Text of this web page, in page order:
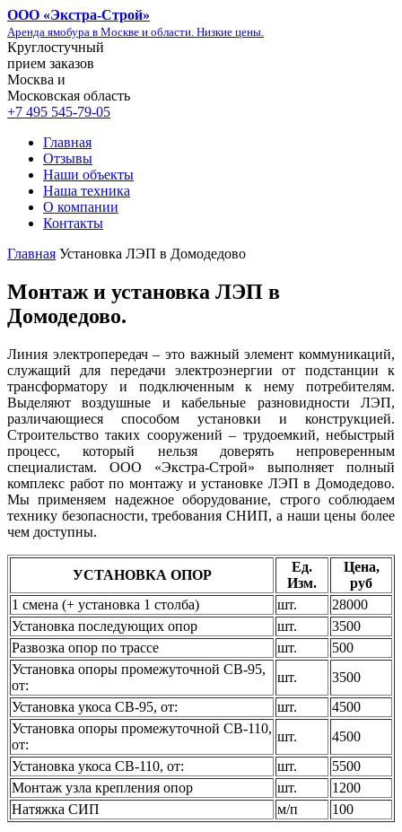
ООО «Экстра-Строй»
Аренда ямобура в Москве и области. Низкие цены.
Круглостучный
прием заказов
Москва и
Московская область
+7 495 545-79-05
Главная
Отзывы
Наши объекты
Наша техника
О компании
Контакты
Главная Установка ЛЭП в Домодедово
Монтаж и установка ЛЭП в
Домодедово.
Линия электропередач – это важный элемент коммуникаций,
служащий для передачи электроэнергии от подстанции к
трансформатору и подключенным к нему потребителям.
Выделяют воздушные и кабельные разновидности ЛЭП,
различающиеся способом установки и конструкцией.
Строительство таких сооружений – трудоемкий, небыстрый
процесс, который нельзя доверять непроверенным
специалистам. ООО «Экстра-Строй» выполняет полный
комплекс работ по монтажу и установке ЛЭП в Домодедово.
Мы применяем надежное оборудование, строго соблюдаем
технику безопасности, требования СНИП, а наши цены более
чем доступны.
УСТАНОВКА ОПОР
Ед.
Изм.
Цена,
руб
1 смена (+ установка 1 столба)
шт.
28000
Установка последующих опор
шт.
3500
Развозка опор по трассе
шт.
500
Установка опоры промежуточной СВ-95,
от:
шт.
3500
Установка укоса СВ-95, от:
шт.
4500
Установка опоры промежуточной СВ-110,
от:
шт.
4500
Установка укоса СВ-110, от:
шт.
5500
Монтаж узла крепления опор
шт.
1200
Натяжка СИП
м/п 100